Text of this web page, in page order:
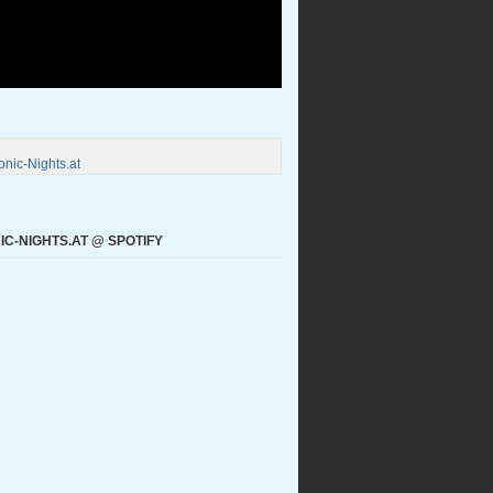
Nights.at
NIGHTS.AT @ SPOTIFY